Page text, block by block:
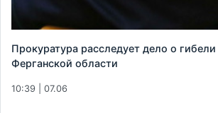
Прокуратура расследует дело о
Ферганской области
10:39 | 07.06